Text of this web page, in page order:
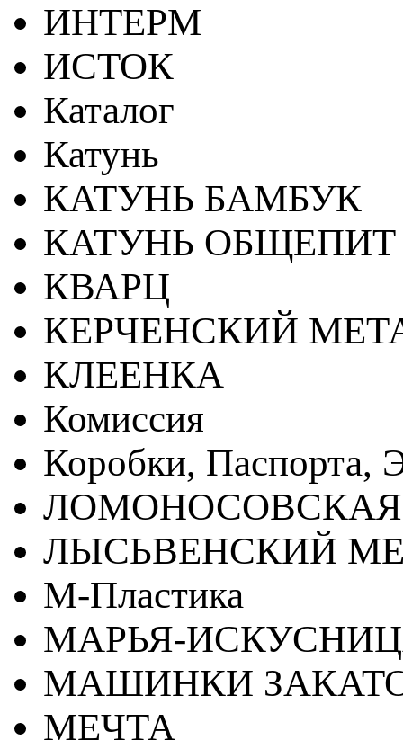
ИНТЕРМ
ИСТОК
Каталог
Катунь
КАТУНЬ БАМБУК
КАТУНЬ ОБЩЕПИТ
КВАРЦ
КЕРЧЕНСКИЙ
КЛЕЕНКА
Комиссия
Коробки, Паспорта,
ЛЫСЬВЕНСКИЙ
М-Пластика
МАРЬЯ-
МАШИНКИ
МЕЧТА